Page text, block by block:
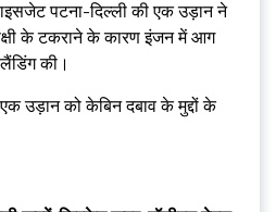
पटना-दिल्ली की एक उड़ान ने
के टकराने के कारण इंजन में आग
की।
उड़ान को केबिन दबाव के मुद्दों के